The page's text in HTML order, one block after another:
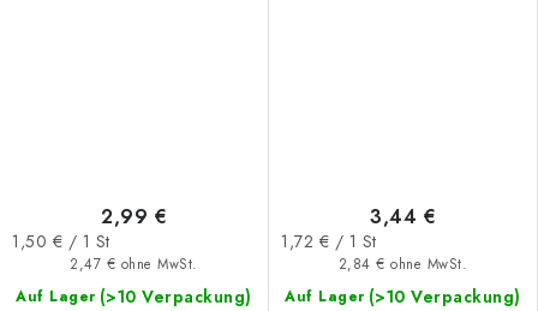
Auf Lager (>10 Verpackung)
2,47 € ohne MwSt.
2,99 €
Verkaufspreis:
1,50 € / 1 St
Auf Lager (>10 Verpackung)
2,84 € ohne MwSt.
3,44 €
Verkaufspreis:
1,72 € / 1 St